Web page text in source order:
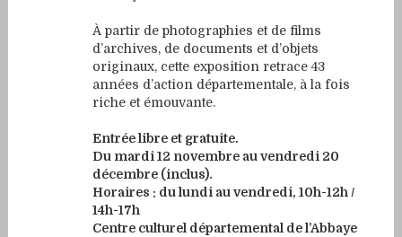
À partir de photographies et de films
d’archives, de documents et d’objets
originaux, cette exposition retrace 43
années d’action départementale, à la fois
riche et émouvante.
Entrée libre et gratuite.
Du mardi 12 novembre au vendredi 20
décembre (inclus).
Horaires : du lundi au vendredi, 10h-12h /
14h-17h
Centre culturel départemental de l’Abbaye